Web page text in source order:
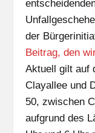
der
Beitrag, den
Aktuell gilt auf
Clayallee und
50, zwischen
aufgrund des